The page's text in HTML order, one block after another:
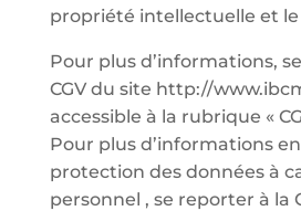
propriété intellectuelle et le
Pour plus d’informations,
CGV du site http://
accessible à la rubrique «
Pour plus d’informations
protection des données à
personnel , se reporter à la